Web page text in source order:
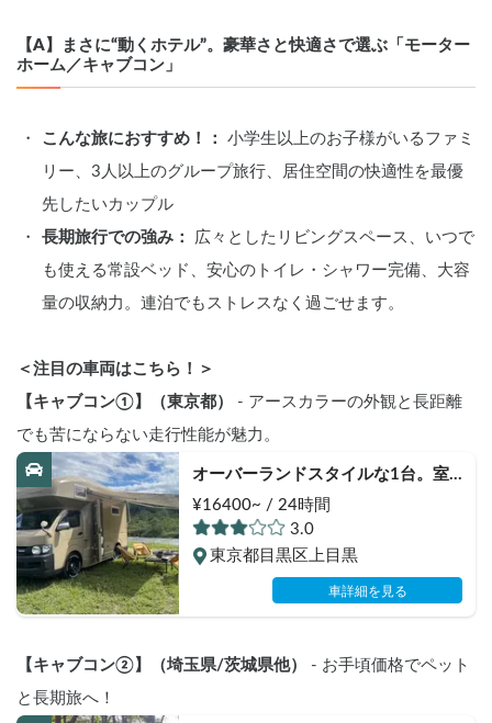
【A】まさに“動くホテル”。豪華さと快適さで選ぶ「モーター
ホーム／キャブコン」
こんな旅におすすめ！：
小学生以上のお子様がいるファミ
リー、3人以上のグループ旅行、居住空間の快適性を最優
先したいカップル
長期旅行での強み：
広々としたリビングスペース、いつで
も使える常設ベッド、安心のトイレ・シャワー完備、大容
量の収納力。連泊でもストレスなく過ごせます。
＜注目の車両はこちら！＞
【キャブコン①】（東京都）
- アースカラーの外観と長距離
でも苦にならない走行性能が魅力。
オーバーランドスタイルな1台。室
内・備品含め撮影用にも◎。キャン
プ道具・SUPボードなどレンタル有
¥16400~ / 24時間
3.0
東京都目黒区上目黒
車詳細を見る
【キャブコン②】（埼玉県/茨城県他）
- お手頃価格でペット
と長期旅へ！